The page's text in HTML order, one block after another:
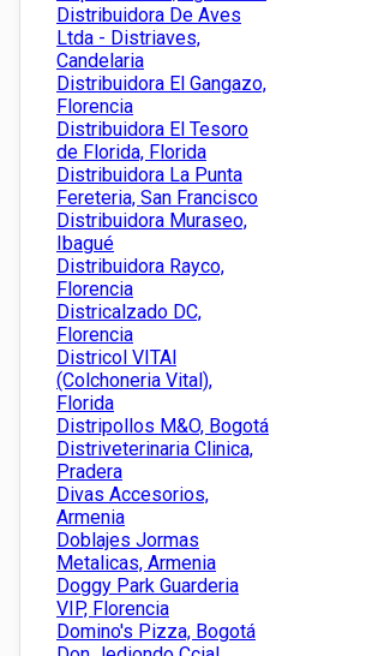
Distribuidora De Aves
Ltda - Distriaves,
Candelaria
Distribuidora El Gangazo,
Florencia
Distribuidora El Tesoro
de Florida, Florida
Distribuidora La Punta
Fereteria, San Francisco
Distribuidora Muraseo,
Ibagué
Distribuidora Rayco,
Florencia
Districalzado DC,
Florencia
Districol VITAl
(Colchoneria Vital),
Florida
Distripollos M&O, Bogotá
Distriveterinaria Clinica,
Pradera
Divas Accesorios,
Armenia
Doblajes Jormas
Metalicas, Armenia
Doggy Park Guarderia
VIP, Florencia
Domino's Pizza, Bogotá